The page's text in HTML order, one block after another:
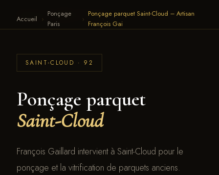
François Gaillard · Parquet ← RETOUR AU SITE
Accueil ›
Ponçage
Paris
›
Ponçage parquet Saint-Cloud – Artisan
François Gai
SAINT-CLOUD · 92
Ponçage parquet
Saint-Cloud
François Gaillard intervient à Saint-Cloud pour le
ponçage et la vitrification de parquets anciens.